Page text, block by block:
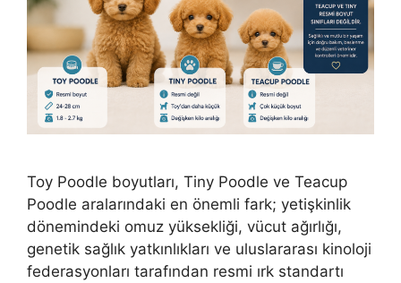
Toy Poodle boyutları, Tiny Poodle ve Teacup
Poodle aralarındaki en önemli fark; yetişkinlik
dönemindeki omuz yüksekliği, vücut ağırlığı,
genetik sağlık yatkınlıkları ve uluslararası kinoloji
federasyonları tarafından resmi ırk standartı